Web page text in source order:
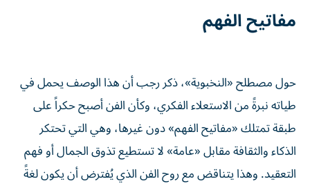
مفاتيح الفهم
حول مصطلح «النخبوية»، ذكر رجب أن هذا الوصف يحمل في
طياته نبرةً من الاستعلاء الفكري، وكأن الفن أصبح حكراً على
طبقة تمتلك «مفاتيح الفهم» دون غيرها، وهي التي تحتكر
الذكاء والثقافة مقابل «عامة» لا تستطيع تذوق الجمال أو فهم
التعقيد. وهذا يتناقض مع روح الفن الذي يُفترض أن يكون لغةً